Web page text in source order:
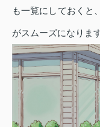
も一覧にしておくと
がスムーズになります